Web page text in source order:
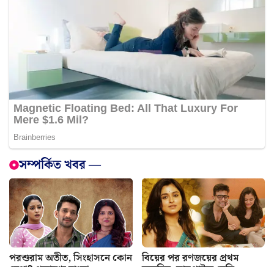
সম্পর্কিত খবর —
পরশুরাম অতীত, সিংহাসনে কোন বিয়ের পর রণজয়ের প্রথম